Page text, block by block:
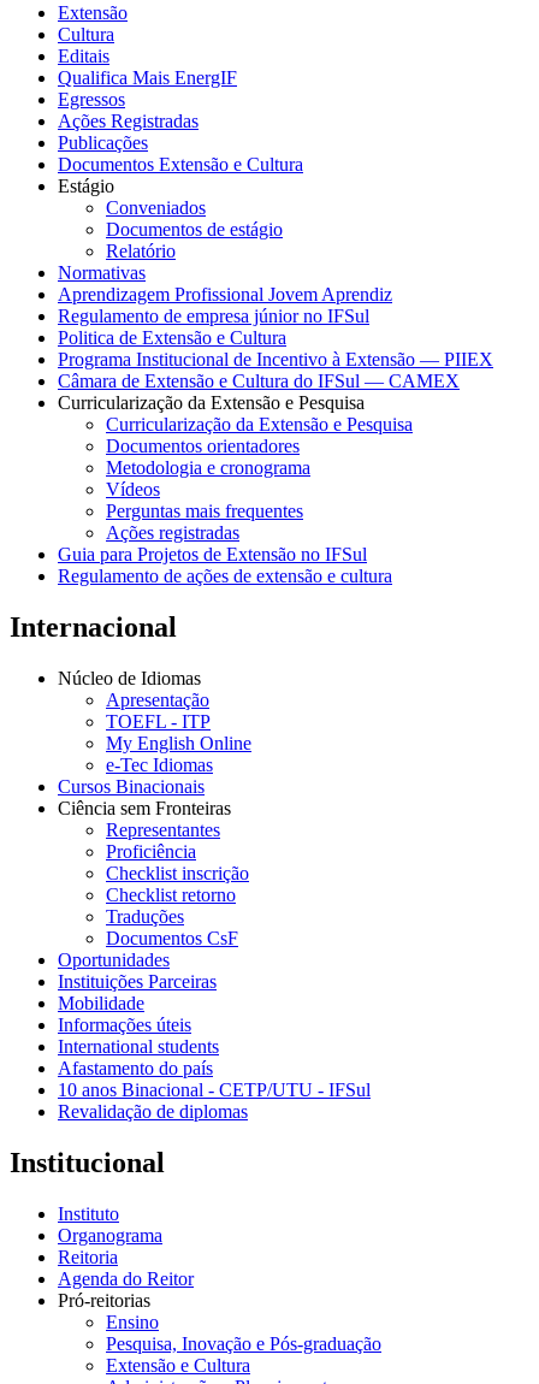
Extensão
Cultura
Editais
Qualifica Mais EnergIF
Egressos
Ações Registradas
Publicações
Documentos Extensão e Cultura
Estágio
Conveniados
Documentos de estágio
Relatório
Normativas
Aprendizagem Profissional Jovem Aprendiz
Regulamento de empresa júnior no IFSul
Politica de Extensão e Cultura
Programa Institucional de Incentivo à Extensão — PIIEX
Câmara de Extensão e Cultura do IFSul — CAMEX
Curricularização da Extensão e Pesquisa
Curricularização da Extensão e Pesquisa
Documentos orientadores
Metodologia e cronograma
Vídeos
Perguntas mais frequentes
Ações registradas
Guia para Projetos de Extensão no IFSul
Regulamento de ações de extensão e cultura
Internacional
Núcleo de Idiomas
Apresentação
TOEFL - ITP
My English Online
e-Tec Idiomas
Cursos Binacionais
Ciência sem Fronteiras
Representantes
Proficiência
Checklist inscrição
Checklist retorno
Traduções
Documentos CsF
Oportunidades
Instituições Parceiras
Mobilidade
Informações úteis
International students
Afastamento do país
10 anos Binacional - CETP/UTU - IFSul
Revalidação de diplomas
Institucional
Instituto
Organograma
Reitoria
Agenda do Reitor
Pró-reitorias
Ensino
Pesquisa, Inovação e Pós-graduação
Extensão e Cultura